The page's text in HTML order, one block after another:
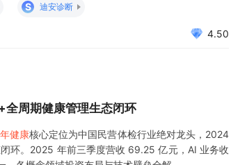
S 迪安诊断
4.50
周期健康管理生态闭环
健康核心定位为中国民营体检行业绝对龙头，2024
环。2025 年前三季度营收 69.25 亿元，AI 业务收